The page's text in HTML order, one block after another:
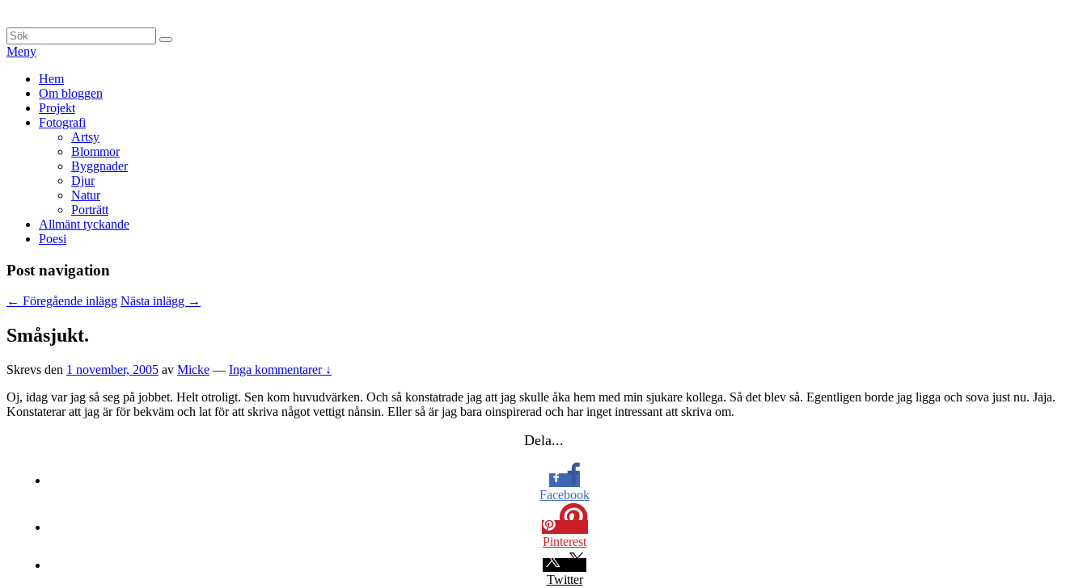
till
innehåll
Sök
efter:
Sök
Meny
Primär
meny
Hem
Om bloggen
Projekt
Fotografi
Artsy
Blommor
Byggnader
Djur
Natur
Porträtt
Allmänt tyckande
Poesi
Post navigation
← Föregående inlägg Nästa inlägg →
Småsjukt.
Skrevs den 1 november, 2005 av Micke — Inga kommentarer ↓
Oj, idag var jag så seg på jobbet. Helt otroligt. Sen kom huvudvärken. Och så konstatrade jag att jag skulle åka hem med min sjukare kollega. Så det blev så. Egentligen borde jag ligga och sova just nu. Jaja.
Konstaterar att jag är för bekväm och lat för att skriva något vettigt nånsin. Eller så är jag bara oinspirerad och har inget intressant att skriva om.
Dela...
Facebook
Pinterest
Twitter